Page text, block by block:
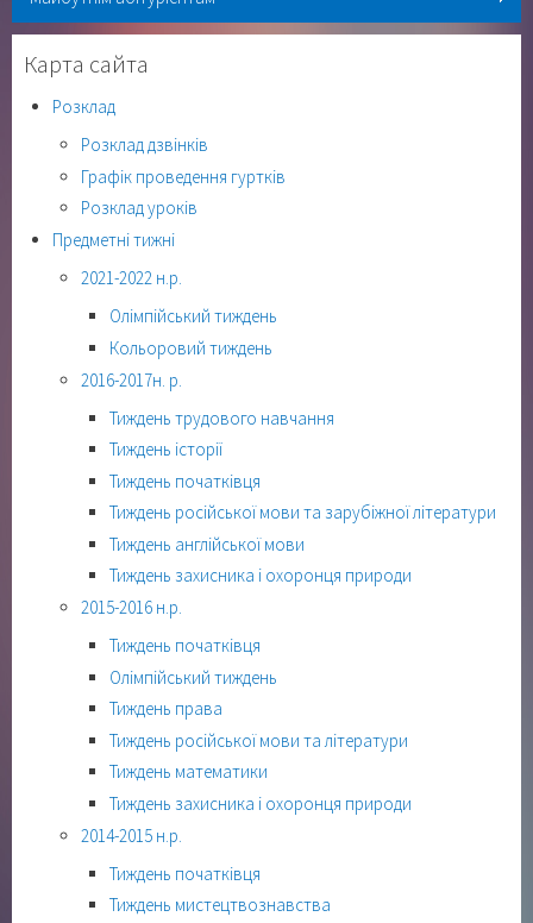
Карта сайта
Розклад
Розклад дзвінків
Графік проведення гуртків
Розклад уроків
Предметні тижні
2021-2022 н.р.
Олімпійський тиждень
Кольоровий тиждень
2016-2017н. р.
Тиждень трудового навчання
Тиждень історії
Тиждень початківця
Тиждень російської мови та зарубіжної літератури
Тиждень англійської мови
Тиждень захисника і охоронця природи
2015-2016 н.р.
Тиждень початківця
Олімпійський тиждень
Тиждень права
Тиждень російської мови та літератури
Тиждень математики
Тиждень захисника і охоронця природи
2014-2015 н.р.
Тиждень початківця
Тиждень мистецтвознавства